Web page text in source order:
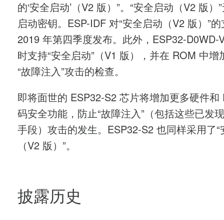
的‘安全启动’（V2 版）”。“安全启动（V2 版）
启动密钥。ESP-IDF 对“安全启动（V2 版）”
2019 年第四季度发布。此外，ESP32-D0WD-
时支持“安全启动”（V1 版），并在 ROM 中增
“故障注入”攻击的检查。
即将面世的 ESP32-S2 芯片将增加更多硬件和
码安全功能，防止“故障注入”（包括这些已发
手段）攻击的发生。ESP32-S2 也同样采用了“
（V2 版）”。
披露历史